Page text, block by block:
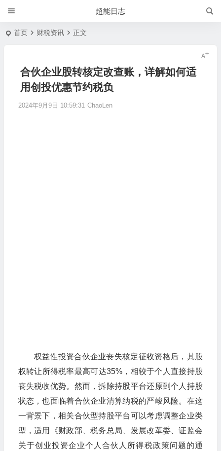
超能日志
首页 财税资讯 正文
合伙企业股转核定改查账，详解如何适
用创投优惠节约税负
2024年9月9日 10:59:31 ChaoLen
权益性投资合伙企业丧失核定征收资格后，其股
权转让所得税率最高可达35%，相较于个人直接持股
丧失税收优势。然而，拆除持股平台还原到个人持股
状态，也面临着合伙企业清算纳税的严峻风险。在这
一背景下，相关合伙型持股平台可以考虑调整企业类
型，适用《财政部、税务总局、发展改革委、证监会
关于创业投资企业个人合伙人所得税政策问题的通